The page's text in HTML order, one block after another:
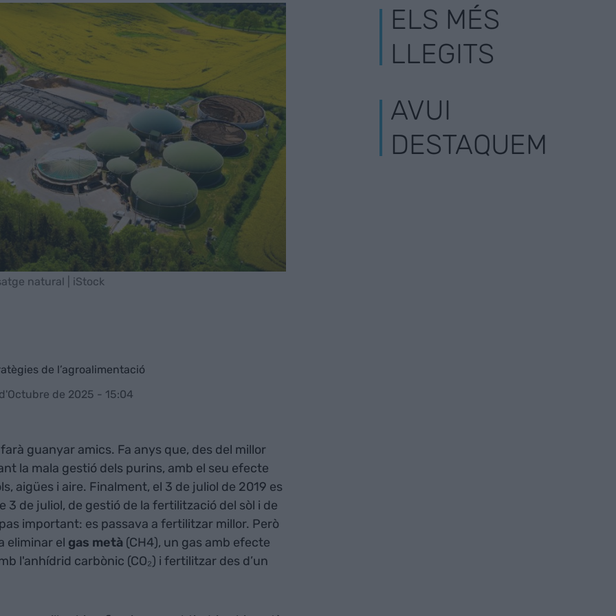
natural | iStock
de l’agroalimentació
de 2025 - 15:04
guanyar amics. Fa anys que, des del millor
la mala gestió dels purins, amb el seu efecte
aigües i aire. Finalment, el 3 de juliol de 2019 es
3 de juliol, de gestió de la fertilització del sòl i de
important: es passava a fertilitzar millor. Però
eliminar el gas metà (CH4), un gas amb efecte
l'anhídrid carbònic (CO₂) i fertilitzar des d’un
ELS MÉS
LLEGITS
AVUI
DESTAQUEM